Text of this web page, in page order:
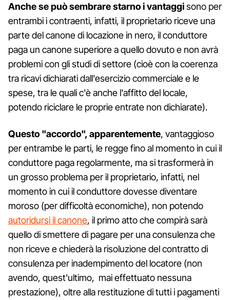
Anche se può sembrare starno i vantaggisono per
entrambi i contraenti, infatti, il proprietario riceve una
parte del canone di locazione in nero, il conduttore
paga un canone superiore a quello dovuto e non avrà
problemi con gli studi di settore (cioè con la coerenza
tra ricavi dichiarati dall'esercizio commerciale e le
spese, tra le quali c'è anche l'affitto del locale,
potendo riciclare le proprie entrate non dichiarate).
Questo "accordo", apparentemente, vantaggioso
per entrambe le parti, le regge fino al momento in cui il
conduttore paga regolarmente, ma si trasformerà in
un grosso problema per il proprietario, infatti, nel
momento in cui il conduttore dovesse diventare
moroso (per difficoltà economiche), non potendo
autoridursi il canone, il primo atto che compirà sarà
quello di smettere di pagare per una consulenza che
non riceve e chiederà la risoluzione del contratto di
consulenza per inadempimento del locatore (non
avendo, quest'ultimo, mai effettuato nessuna
prestazione), oltre alla restituzione di tutti i pagamenti